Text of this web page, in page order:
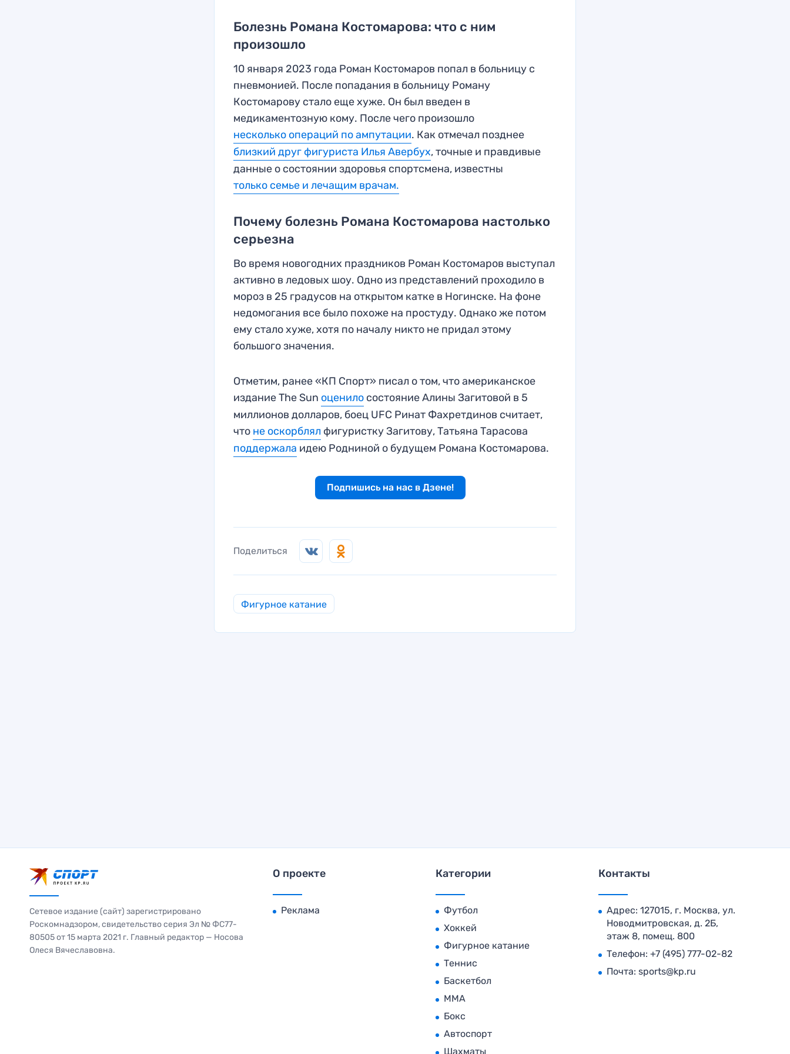
Болезнь Романа Костомарова: что с ним
произошло
10 января 2023 года Роман Костомаров попал в больницу с
пневмонией. После попадания в больницу Роману
Костомарову стало еще хуже. Он был введен в
медикаментозную кому. После чего произошло
несколько операций по ампутации. Как отмечал позднее
близкий друг фигуриста Илья Авербух, точные и правдивые
данные о состоянии здоровья спортсмена, известны
только семье и лечащим врачам.
Почему болезнь Романа Костомарова настолько
серьезна
Во время новогодних праздников Роман Костомаров выступал
активно в ледовых шоу. Одно из представлений проходило в
мороз в 25 градусов на открытом катке в Ногинске. На фоне
недомогания все было похоже на простуду. Однако же потом
ему стало хуже, хотя по началу никто не придал этому
большого значения.
Отметим, ранее «КП Спорт» писал о том, что американское
издание The Sun оценило состояние Алины Загитовой в 5
миллионов долларов, боец UFC Ринат Фахретдинов считает,
что не оскорблял фигуристку Загитову, Татьяна Тарасова
поддержала идею Родниной о будущем Романа Костомарова.
Подпишись на нас в Дзене!
Поделиться
Фигурное катание
Сетевое издание (сайт) зарегистрировано
Роскомнадзором, свидетельство серия Эл № ФС77-
80505 от 15 марта 2021 г. Главный редактор — Носова
Олеся Вячеславовна.
О проекте
Реклама
Категории
Футбол
Хоккей
Фигурное катание
Теннис
Баскетбол
MMA
Бокс
Автоспорт
Шахматы
Контакты
Адрес: 127015, г. Москва, ул.
Новодмитровская, д. 2Б,
этаж 8, помещ. 800
Телефон: +7 (495) 777-02-82
Почта: sports@kp.ru